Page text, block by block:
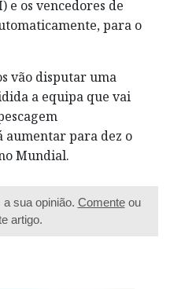
e os vencedores de
para o
vão disputar uma
a equipa que vai
para dez o
Mundial.
sua opinião. Comenteou
artigo.